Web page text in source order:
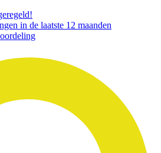
in de laatste 12 maanden